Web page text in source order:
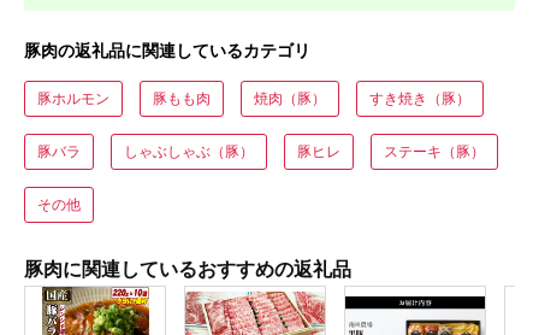
豚肉の返礼品に関連しているカテゴリ
豚ホルモン 豚もも肉 焼肉（豚） すき焼き（豚）
豚バラ しゃぶしゃぶ（豚） 豚ヒレ ステーキ（豚）
その他
豚肉に関連しているおすすめの返礼品